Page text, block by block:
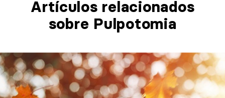
Artículos relacionados​
sobre Pulpotomia